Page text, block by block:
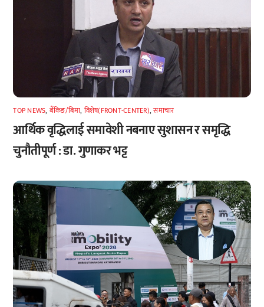
TOP NEWS, बैंकिङ/बिमा, विशेष(FRONT-CENTER),समाचार
आर्थिक वृद्धिलाई समावेशी नबनाए सुशासन र समृद्धि
चुनौतीपूर्ण : डा. गुणाकर भट्ट